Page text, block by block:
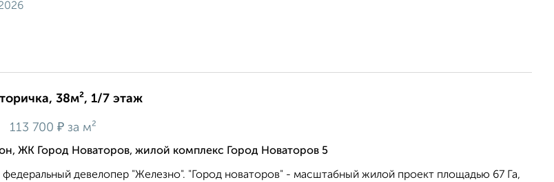
38м², 1/7 этаж
113 700 ₽ за м²
ЖК Город Новаторов, жилой комплекс Город Новаторов 5
федеральный девелопер "Железно". "Город новаторов" - масштабный жилой проект площадью 67 Га,